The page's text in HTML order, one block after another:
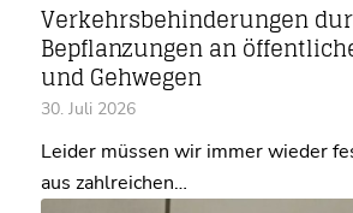
Verkehrsbehinderungen
Bepflanzungen an
und Gehwegen
30. Juli 2026
Leider müssen wir immer wieder
aus zahlreichen…